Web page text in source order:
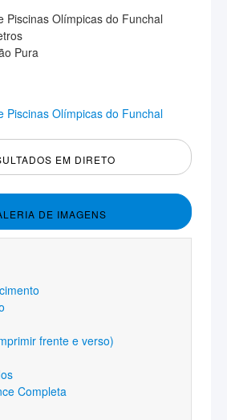
Piscinas Olímpicas do Funchal
Pura
Piscinas Olímpicas do Funchal
EM DIRETO
DE IMAGENS
frente e verso)
Completa